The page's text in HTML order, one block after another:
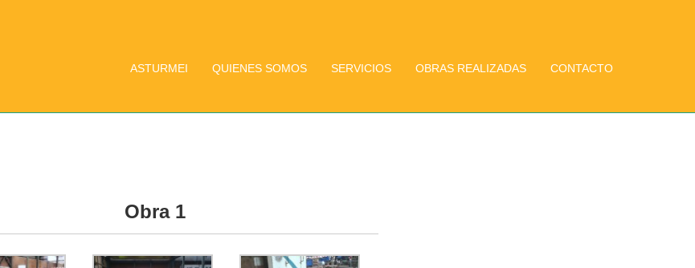
ASTURMEI QUIENES SOMOS SERVICIOS OBRAS REALIZADAS CONTACTO
Obra 1